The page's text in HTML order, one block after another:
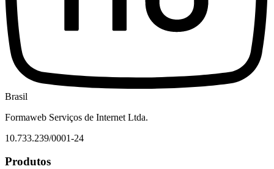
Brasil
Formaweb Serviços de Internet Ltda.
10.733.239/0001-24
Produtos